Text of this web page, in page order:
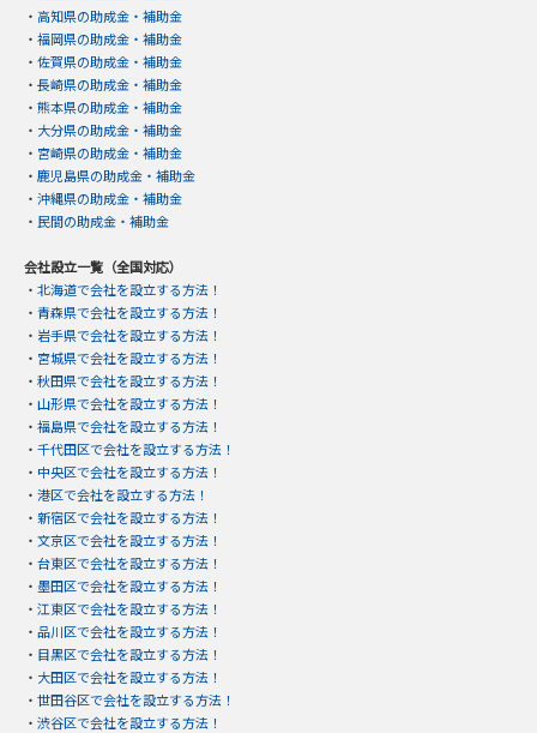
・ 高知県の助成金・補助金
・ 福岡県の助成金・補助金
・ 佐賀県の助成金・補助金
・ 長崎県の助成金・補助金
・ 熊本県の助成金・補助金
・ 大分県の助成金・補助金
・ 宮崎県の助成金・補助金
・ 鹿児島県の助成金・補助金
・ 沖縄県の助成金・補助金
・ 民間の助成金・補助金
会社設立一覧（全国対応）
・ 北海道で会社を設立する方法！
・ 青森県で会社を設立する方法！
・ 岩手県で会社を設立する方法！
・ 宮城県で会社を設立する方法！
・ 秋田県で会社を設立する方法！
・ 山形県で会社を設立する方法！
・ 福島県で会社を設立する方法！
・ 千代田区で会社を設立する方法！
・ 中央区で会社を設立する方法！
・ 港区で会社を設立する方法！
・ 新宿区で会社を設立する方法！
・ 文京区で会社を設立する方法！
・ 台東区で会社を設立する方法！
・ 墨田区で会社を設立する方法！
・ 江東区で会社を設立する方法！
・ 品川区で会社を設立する方法！
・ 目黒区で会社を設立する方法！
・ 大田区で会社を設立する方法！
・ 世田谷区で会社を設立する方法！
・ 渋谷区で会社を設立する方法！